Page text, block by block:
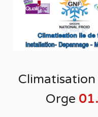
Orge